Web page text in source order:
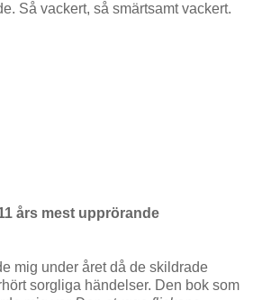
Så vackert, så smärtsamt vackert.
års mest upprörande
mig under året då de skildrade
sorgliga händelser. Den bok som